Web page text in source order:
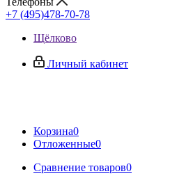
+7 (495)478-70-78
Щёлково
Личный кабинет
Корзина0
Отложенные0
Сравнение товаров0